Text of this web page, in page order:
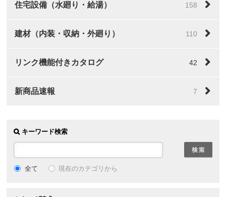
住宅設備（水廻り・給湯） 158
建材（内装・収納・外廻り） 110
リンク機能付きカタログ 42
新商品速報 7
キーワード検索
全て 現在のカテゴリから